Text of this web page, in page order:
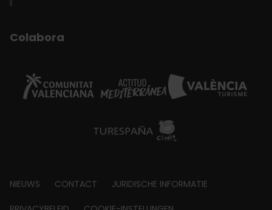
Colabora
Footer
NIEUWS CONTACT JURIDISCHE INFORMATIE